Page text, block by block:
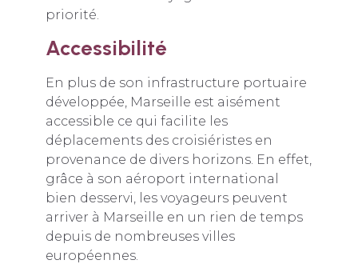
priorité.
Accessibilité
En plus de son infrastructure portuaire
développée, Marseille est aisément
accessible ce qui facilite les
déplacements des croisiéristes en
provenance de divers horizons. En effet,
grâce à son aéroport international
bien desservi, les voyageurs peuvent
arriver à Marseille en un rien de temps
depuis de nombreuses villes
européennes.